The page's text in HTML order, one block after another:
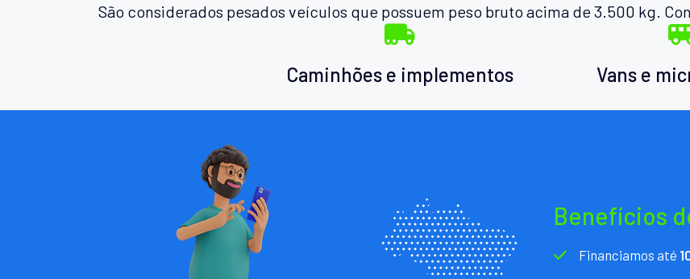
São considerados pesados veículos que possuem peso bruto acima de 3.500 kg.
Caminhões e implementos Vans e
Benefícios
Financiamos até